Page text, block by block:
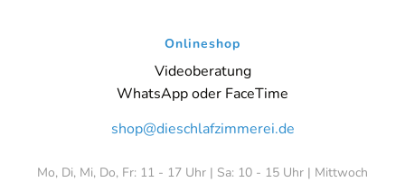
Onlineshop
Videoberatung
WhatsApp oder FaceTime
shop@dieschlafzimmerei.de
Mo, Di, Mi, Do, Fr: 11 - 17 Uhr | Sa: 10 - 15 Uhr | Mittwoch